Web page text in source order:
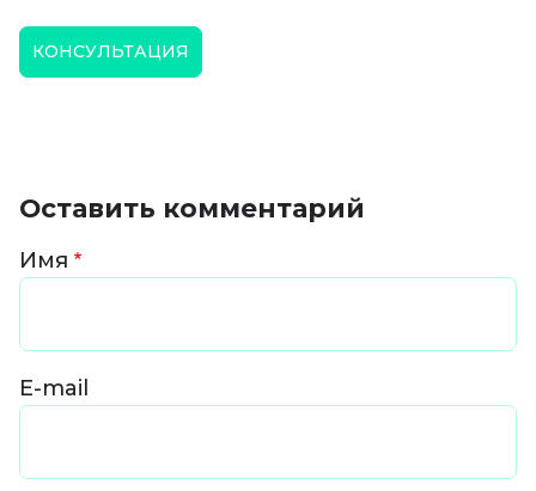
КОНСУЛЬТАЦИЯ
Оставить комментарий
Имя
E-mail